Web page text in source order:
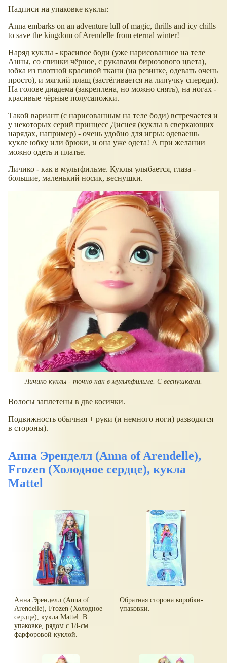
Надписи на упаковке куклы:
Anna embarks on an adventure lull of magic, thrills and icy chills
to save the kingdom of Arendelle from eternal winter!
Наряд куклы - красивое боди (уже нарисованное на теле
Анны, со спинки чёрное, с рукавами бирюзового цвета),
юбка из плотной красивой ткани (на резинке, одевать очень
просто), и мягкий плащ (застёгивается на липучку спереди).
На голове диадема (закреплена, но можно снять), на ногах -
красивые чёрные полусапожки.
Такой вариант (с нарисованным на теле боди) встречается и
у некоторых серий принцесс Диснея (куклы в сверкающих
нарядах, например) - очень удобно для игры: одеваешь
кукле юбку или брюки, и она уже одета! А при желании
можно одеть и платье.
Личико - как в мультфильме. Куклы улыбается, глаза -
большие, маленький носик, веснушки.
Личико куклы - точно как в мультфильме. С веснушками.
Волосы заплетены в две косички.
Подвижность обычная + руки (и немного ноги) разводятся
в стороны).
Анна Эренделл (Anna of Arendelle),
Frozen (Холодное сердце), кукла
Mattel
Анна Эренделл (Anna of
Arendelle), Frozen (Холодное
сердце), кукла Mattel. В
упаковке, рядом с 18-см
фарфоровой куклой.
Обратная сторона коробки-
упаковки.